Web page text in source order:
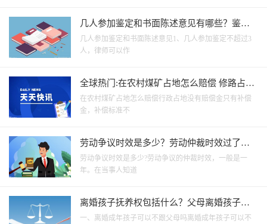
几人参加鉴定和书面陈述意见有哪些？鉴定
的过程有哪些？ 全球信息
几人参加鉴定和书面陈述意见1、几人参加鉴定不超过3
人，律师可以作
全球热门:在农村煤矿占地怎么赔偿 修路占地
一亩补偿多少？
在农村煤矿占地怎么赔偿行政占地没有赔偿金只有补偿
金，补偿标准不
劳动争议时效是多少？劳动仲裁时效过了六
年怎么办？
劳动争议时效是多少?劳动争议的仲裁时效，一般是一
年。在当事人知道
离婚孩子抚养权包括什么？父母离婚孩子若
满十八周岁可以谁都不跟吗？
一、离婚成年孩子可以不跟父母吗离婚成年孩子可以不